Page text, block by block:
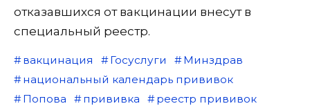
отказавшихся от вакцинации внесут в
специальный реестр.
вакцинация Госуслуги
Минздрав
национальный календарь прививок
Попова
прививка
реестр прививок